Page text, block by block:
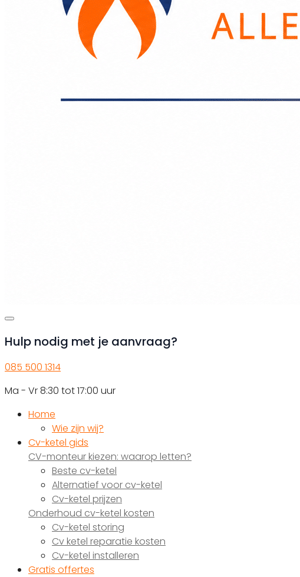
Hulp nodig met je aanvraag?
085 500 1314
Ma - Vr 8:30 tot 17:00 uur
Home
Wie zijn wij?
Cv-ketel gids
CV-monteur kiezen: waarop letten?
Beste cv-ketel
Alternatief voor cv-ketel
Cv-ketel prijzen
Onderhoud cv-ketel kosten
Cv-ketel storing
Cv ketel reparatie kosten
Cv-ketel installeren
Gratis offertes